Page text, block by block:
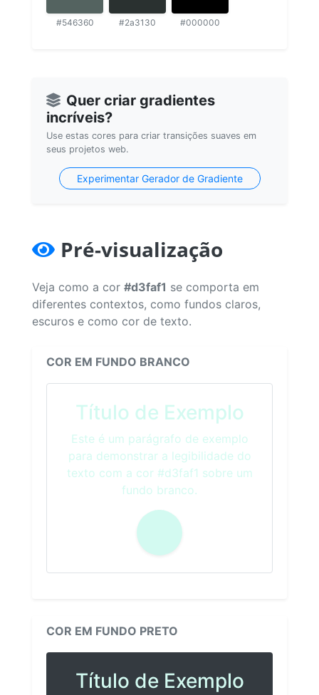
#546360 #2a3130 #000000
Quer criar gradientes
incríveis?
Use estas cores para criar transições suaves em
seus projetos web.
Experimentar Gerador de Gradiente
Pré-visualização
Veja como a cor #d3faf1 se comporta em
diferentes contextos, como fundos claros,
escuros e como cor de texto.
COR EM FUNDO BRANCO
Título de Exemplo
Este é um parágrafo de exemplo
para demonstrar a legibilidade do
texto com a cor #d3faf1 sobre um
fundo branco.
COR EM FUNDO PRETO
Título de Exemplo